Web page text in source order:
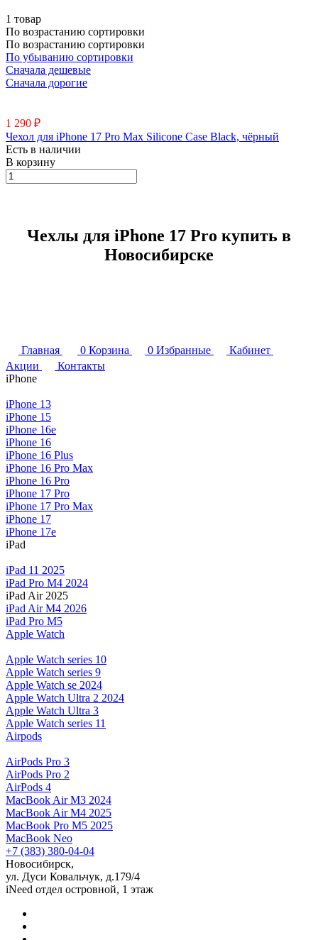
1 товар
По возрастанию сортировки
По возрастанию сортировки
По убыванию сортировки
Сначала дешевые
Сначала дорогие
1 290 ₽
Чехол для iPhone 17 Pro Max Silicone Case Black, чёрный
Есть в наличии
В корзину
Чехлы для iPhone 17 Pro купить в
Новосибирске
Главная 0 Корзина 0 Избранные
Кабинет
Акции
Контакты
iPhone
iPhone 13
iPhone 15
iPhone 16e
iPhone 16
iPhone 16 Plus
iPhone 16 Pro Max
iPhone 16 Pro
iPhone 17 Pro
iPhone 17 Pro Max
iPhone 17
iPhone 17e
iPad
iPad 11 2025
iPad Pro M4 2024
iPad Air 2025
iPad Air M4 2026
iPad Pro M5
Apple Watch
Apple Watch series 10
Apple Watch series 9
Apple Watch se 2024
Apple Watch Ultra 2 2024
Apple Watch Ultra 3
Apple Watch series 11
Airpods
AirPods Pro 3
AirPods Pro 2
AirPods 4
MacBook Air M3 2024
MacBook Air M4 2025
MacBook Pro M5 2025
MacBook Neo
+7 (383) 380-04-04
Новосибирск,
ул. Дуси Ковальчук, д.179/4
iNeed отдел островной, 1 этаж